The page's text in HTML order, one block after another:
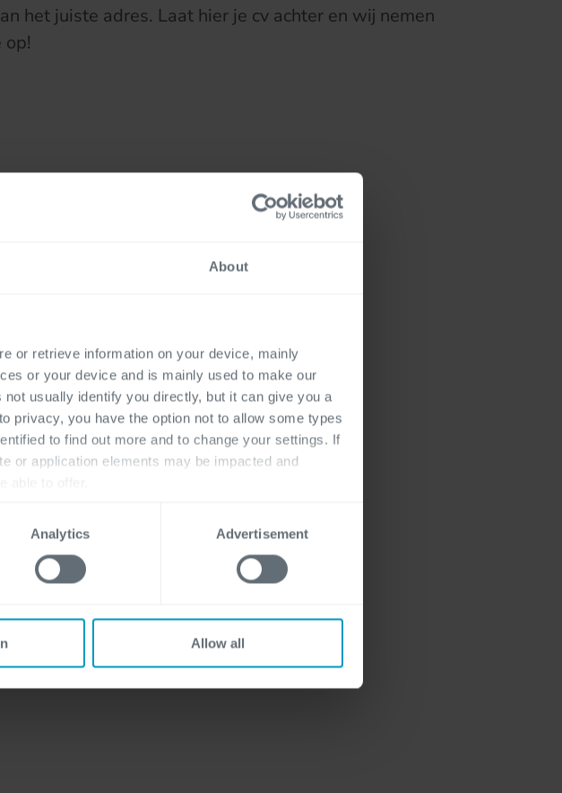
About
or retrieve information on your device, mainly
or your device and is mainly used to make our
usually identify you directly, but it can give you a
privacy, you have the option not to allow some types
to find out more and to change your settings. If
or application elements may be impacted and
Analytics Advertisement
Allow all
het juiste adres. Laat hier je cv achter en wij nemen
op!
Cegeka jouw gegevens verwerkt